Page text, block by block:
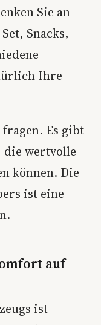
Sie an
Snacks,
Ihre
Es gibt
die wertvolle
können. Die
ist eine
auf
ist